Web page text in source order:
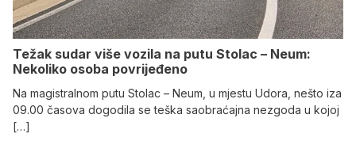
Težak sudar više vozila na putu Stolac – Neum:
Nekoliko osoba povrijeđeno
Na magistralnom putu Stolac – Neum, u mjestu Udora, nešto iza
09.00 časova dogodila se teška saobraćajna nezgoda u kojoj
[…]